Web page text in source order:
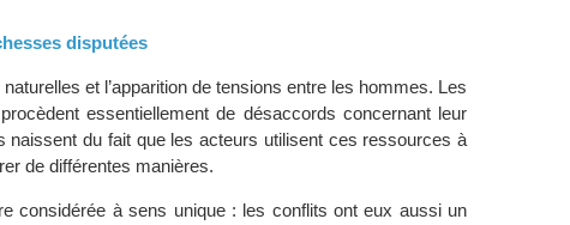
disputées
et l’apparition de tensions entre les hommes. Les
essentiellement de désaccords concernant leur
naissent du fait que les acteurs utilisent ces ressources à
de différentes manières.
considérée à sens unique : les conflits ont eux aussi un